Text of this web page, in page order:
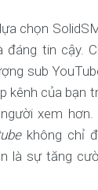
chọn
đáng tin cậy.
sub
kênh của bạn
xem hơn.
không chỉ
là sự tăng